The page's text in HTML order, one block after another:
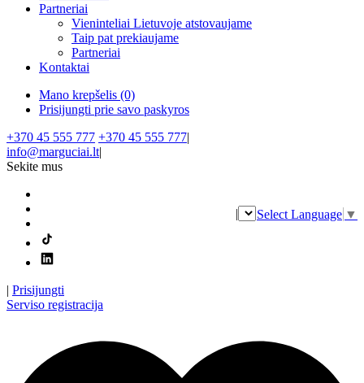
Partneriai
Vieninteliai Lietuvoje atstovaujame
Taip pat prekiaujame
Partneriai
Kontaktai
Mano krepšelis (0)
Prisijungti prie savo paskyros
+370 45 555 777 +370 45 555 777|
info@marguciai.lt|
Sekite mus
| Prisijungti
| Select Language ▼
Serviso registracija